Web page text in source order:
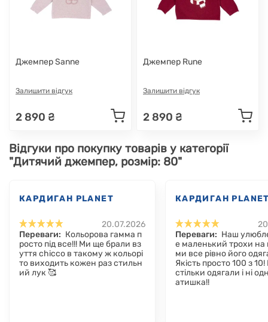
Джемпер Sanne
Залишити відгук
2 890 ₴
Джемпер Rune
Залишити відгук
2 890 ₴
Відгуки про покупку товарів у категорії
"Дитячий джемпер, розмір: 80"
КАРДИГАН PLANET
20.07.2026
Переваги: Кольорова гамма п
росто під все!!! Ми ще брали вз
уття chicco в такому ж кольорі
то виходить кожен раз стильн
ий лук 🥰
КАРДИГАН
Переваги: Наш
е маленький трохи на
ми все рівно його
Якість просто 100 з
стільки одягали і ні
атишка!!